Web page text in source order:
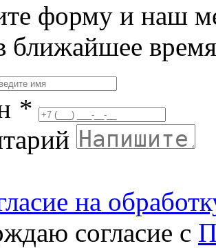
форму и наш
ближайшее время
*
на
согласие с